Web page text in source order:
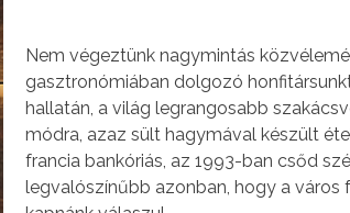
Nem végeztünk nagymintás
gasztronómiában dolgozó
hallatán, a világ legrangosabb
módra, azaz sült hagymával készült
francia bankóriás, az 1993-ban csőd
legvalószínűbb azonban, hogy a